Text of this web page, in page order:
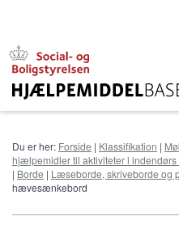
Du er her: Forside | Klassifikation |
hjælpemidler til aktiviteter i
| Borde | Læseborde, skriveborde og
hævesænkebord